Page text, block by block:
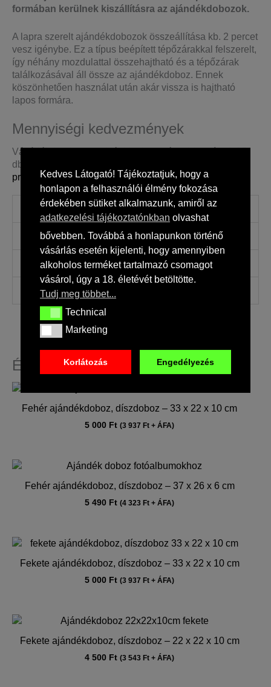
Kedves Látogató! Tájékoztatjuk, hogy a
honlapon a felhasználói élmény fokozása
érdekében sütiket alkalmazunk, amiről az
adatkezelési tájékoztatónkban olvashat
bővebben. Továbbá a honlapunkon történő
vásárlás esetén kijelenti, hogy amennyiben
alkoholos terméket tartalmazó csomagot
vásárol, úgy a 18. életévét betöltötte.
Tudj meg többet...
TechnicalTechnical
MarketingMarketing
Engedélyezés
Korlátozás
formában kerülnek kiszállításra az ajándékdobozok.
A lapra szerelt ajándékdobozok összeállítása kb. 2 percet
vesz igénybe. Ez a típus beépített tépőzárakkal felszerelt,
így néhány mozdulattal összehajtható és a tépőzárak
találkozásával áll össze az ajándékdoboz. Ennek
köszönhetően használat után akár vissza is hajtható
lapos formára.
Mennyiségi kedvezmények
Vásárlóinknak mennyiségi kedvezményt biztosítunk 25
db-os mennyiség felett, melyet a
premiumajandekdoboz.huoldalon érnek el.
Tömeg 0,5 kg
Méretek 33 × 10 × 10 cm
Tartalom Ajándékdoboz
Szín
Érdekelhetnek még…
Fehér ajándékdoboz, díszdoboz – 33 x 22 x 10 cm
5 000 Ft (3 937 Ft + ÁFA)
Fehér ajándékdoboz, díszdoboz – 37 x 26 x 6 cm
5 490 Ft (4 323 Ft + ÁFA)
Fekete ajándékdoboz, díszdoboz – 33 x 22 x 10 cm
5 000 Ft (3 937 Ft + ÁFA)
Fekete ajándékdoboz, díszdoboz – 22 x 22 x 10 cm
4 500 Ft (3 543 Ft + ÁFA)